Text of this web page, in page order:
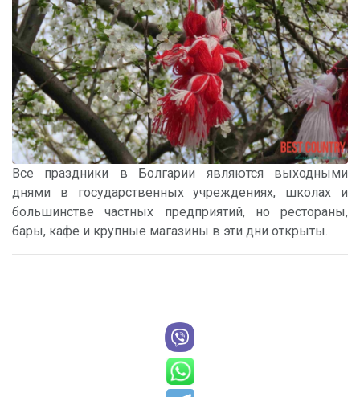
Все праздники в Болгарии являются выходными
днями в государственных учреждениях, школах и
большинстве частных предприятий, но рестораны,
бары, кафе и крупные магазины в эти дни открыты.